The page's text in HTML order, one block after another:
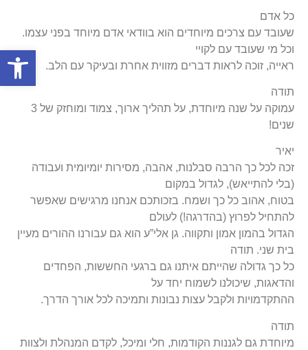
כל אדם
שעובד עם צרכים מיוחדים הוא בוודאי אדם מיוחד בפני עצמו.
וכל מי שעובד עם לקויי
ראייה, זוכה לראות דברים מזווית אחרת ובעיקר עם הלב.
תודה
עמוקה על שנה מיוחדת, על תהליך ארוך, צמוד ומוחזק של 3
שנים!
יאיר
זכה לכל כך הרבה סבלנות, אהבה, מסירות יומיומית ועבודה
(בלי להתייאש), לגדול במקום
בטוח, אהוב כל כך ושמח. בזכותכם אנחנו מרגישים שאפשר
להתחיל לפרוץ (בהדרגה!) לעולם
הגדול בהמון אמון ותקווה. גן אלי”ע הוא גם עבורנו ההורים מעיין
בית שני. תודה
כל כך גדולה שהייתם איתנו גם ברגעי החששות, הפחדים
והדאגות, שיכולנו לשמוח יחד על
ההתקדמויות ולקבל עצות נבונות ותמיכה לכל אורך הדרך.
תודה
מיוחדת גם לגננות הקודמות, חלי ומיכל, לקדם המנהלת ולצוות